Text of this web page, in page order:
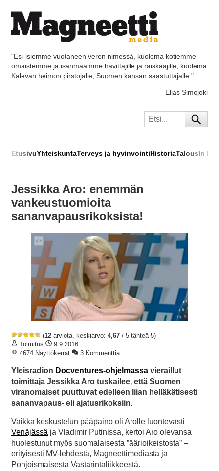
"Esi-isiemme vuotaneen veren nimessä, kuolema kotiemme,
omaistemme ja isänmaamme hävittäjille ja raiskaajille, kuolema
Kalevan heimon pirstojalle, Suomen kansan saastuttajalle."
Elias Simojoki
EtusivuYhteiskuntaTerveys ja hyvinvointiHistoriaTalousIn
Jessikka Aro: enemmän
vankeustuomioita
sananvapausrikoksista!
(12 arviota, keskiarvo: 4,67 / 5 tähteä 5)
Toimitus
9.9.2016
4674 Näyttökerrat
3 Kommenttia
Yleisradion Docventures-ohjelmassa vieraillut
toimittaja Jessikka Aro tuskailee, että Suomen
viranomaiset puuttuvat edelleen liian helläkätisesti
sananvapaus- eli ajatusrikoksiin.
Vaikka keskustelun pääpaino oli Arolle luontevasti
Venäjässä ja Vladimir Putinissa, kertoi Aro olevansa
huolestunut myös suomalaisesta ”äärioikeistosta” –
erityisesti MV-lehdestä, Magneettimediasta ja
Pohjoismaisesta Vastarintaliikkeestä.